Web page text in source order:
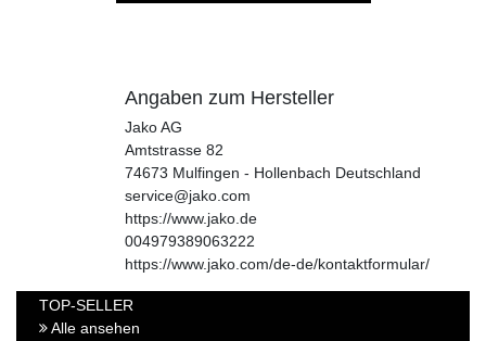
Angaben zum Hersteller
Jako AG
Amtstrasse 82
74673 Mulfingen - Hollenbach Deutschland
service@jako.com
https://www.jako.de
004979389063222
https://www.jako.com/de-de/kontaktformular/
TOP-SELLER
Alle ansehen